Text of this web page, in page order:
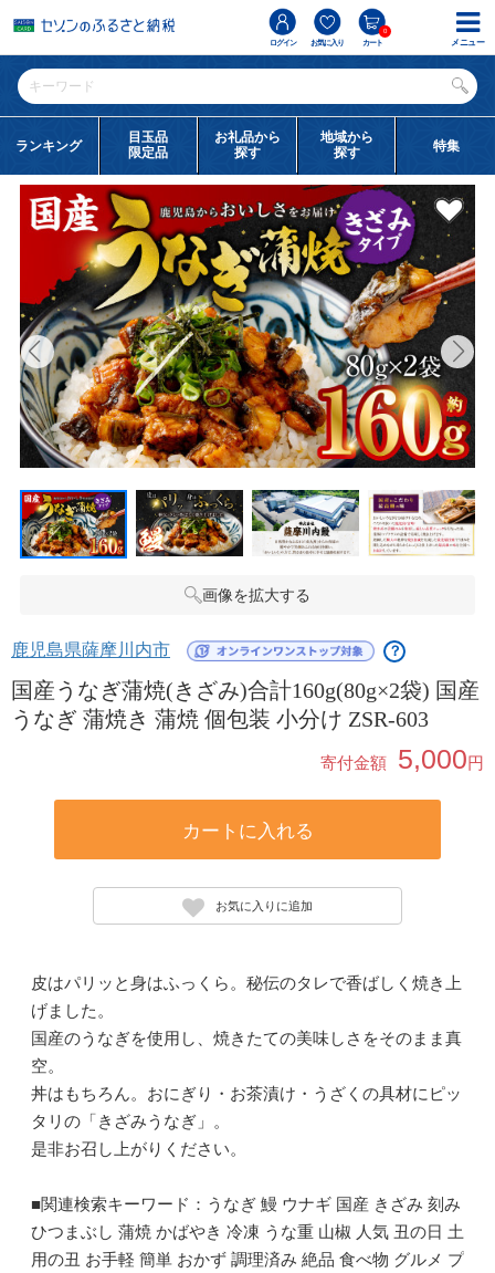
ログイン お気に入り カート
0
ランキング
目玉品
限定品
お礼品から
探す
地域から
探す
特集
画像を拡大する
鹿児島県薩摩川内市 ？
国産うなぎ蒲焼(きざみ)合計160g(80g×2袋) 国産
うなぎ 蒲焼き 蒲焼 個包装 小分け ZSR-603
寄付金額 5,000円
カートに入れる
お気に入りに追加
皮はパリッと身はふっくら。秘伝のタレで香ばしく焼き上
げました。
国産のうなぎを使用し、焼きたての美味しさをそのまま真
空。
丼はもちろん。おにぎり・お茶漬け・うざくの具材にピッ
タリの「きざみうなぎ」。
是非お召し上がりください。
■関連検索キーワード：うなぎ 鰻 ウナギ 国産 きざみ 刻み
ひつまぶし 蒲焼 かばやき 冷凍 うな重 山椒 人気 丑の日 土
用の丑 お手軽 簡単 おかず 調理済み 絶品 食べ物 グルメ プ
メニュー